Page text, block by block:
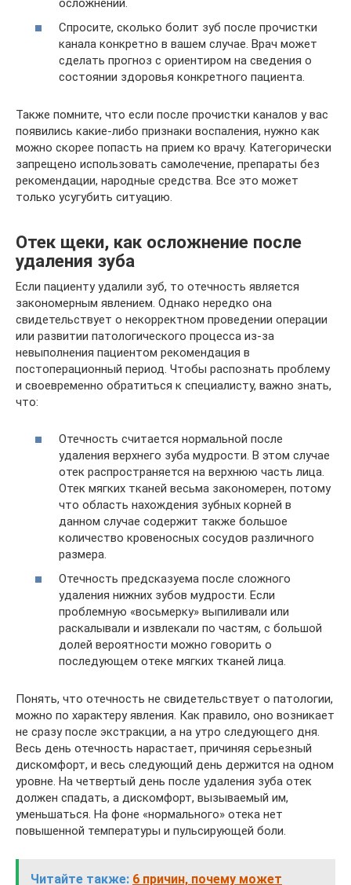
Спросите, сколько болит зуб после прочистки
канала конкретно в вашем случае. Врач может
сделать прогноз с ориентиром на сведения о
состоянии здоровья конкретного пациента.
Также помните, что если после прочистки каналов у вас
появились какие-либо признаки воспаления, нужно как
можно скорее попасть на прием ко врачу. Категорически
запрещено использовать самолечение, препараты без
рекомендации, народные средства. Все это может
только усугубить ситуацию.
Отек щеки, как осложнение после
удаления зуба
Если пациенту удалили зуб, то отечность является
закономерным явлением. Однако нередко она
свидетельствует о некорректном проведении операции
или развитии патологического процесса из-за
невыполнения пациентом рекомендация в
постоперационный период. Чтобы распознать проблему
и своевременно обратиться к специалисту, важно знать,
что:
Отечность считается нормальной после
удаления верхнего зуба мудрости. В этом случае
отек распространяется на верхнюю часть лица.
Отек мягких тканей весьма закономерен, потому
что область нахождения зубных корней в
данном случае содержит также большое
количество кровеносных сосудов различного
размера.
Отечность предсказуема после сложного
удаления нижних зубов мудрости. Если
проблемную «восьмерку» выпиливали или
раскалывали и извлекали по частям, с большой
долей вероятности можно говорить о
последующем отеке мягких тканей лица.
Понять, что отечность не свидетельствует о патологии,
можно по характеру явления. Как правило, оно возникает
не сразу после экстракции, а на утро следующего дня.
Весь день отечность нарастает, причиняя серьезный
дискомфорт, и весь следующий день держится на одном
уровне. На четвертый день после удаления зуба отек
должен спадать, а дискомфорт, вызываемый им,
уменьшаться. На фоне «нормального» отека нет
повышенной температуры и пульсирующей боли.
Читайте также: 6 причин, почему может